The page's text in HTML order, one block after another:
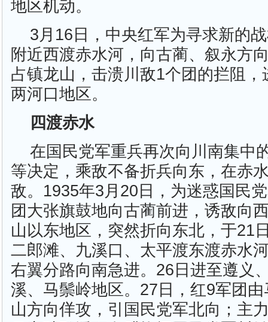
地区机动。
3月16日，中央红军为寻求新的
附近西渡赤水河，向古蔺、叙永方
占镇龙山，击溃川敌1个团的拦阻
两河口地区。
四渡赤水
在国民党军重兵再次向川南集中
等决定，乘敌不备折兵向东，在赤
敌。1935年3月20日，为迷惑国民
团大张旗鼓地向古蔺前进，诱敌向
山以东地区，突然折向东北，于21
二郎滩、九溪口、太平渡东渡赤水
右翼分路向南急进。26日进至遵义
溪、马鬃岭地区。27日，红9军团
山方向佯攻，引国民党军北向；主